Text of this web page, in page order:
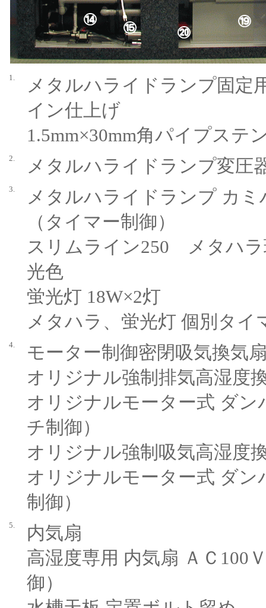
1.
メタルハライドランプ固定
イン仕上げ
1.5mm×30mm角パイプステ
2. メタルハライドランプ変圧
3.
メタルハライドランプ カ
（タイマー制御）
スリムライン250 メタハラ
光色
蛍光灯 18W×2灯
メタハラ、蛍光灯 個別タ
4.
モーター制御密閉吸気換気
オリジナル強制排気高湿
オリジナルモーター式 ダ
チ制御）
オリジナル強制吸気高湿
オリジナルモーター式 ダ
制御）
5.
内気扇
高湿度専用 内気扇 ＡＣ
御）